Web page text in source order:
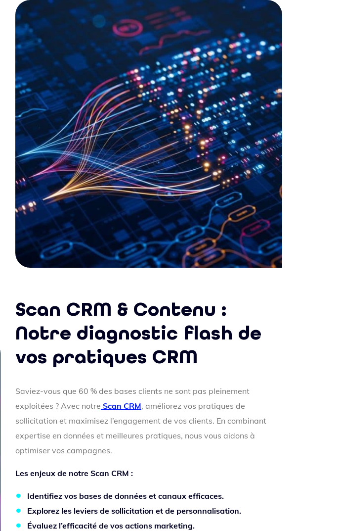
Scan CRM & Contenu :
Notre diagnostic flash de
vos pratiques CRM
Saviez-vous que 60 % des bases clients ne sont pas pleinement
exploitées ? Avec notre Scan CRM, améliorez vos pratiques de
sollicitation et maximisez l’engagement de vos clients. En combinant
expertise en données et meilleures pratiques, nous vous aidons à
optimiser vos campagnes.
Les enjeux de notre Scan CRM :
Identifiez vos bases de données et canaux efficaces.
Explorez les leviers de sollicitation et de personnalisation.
Évaluez l’efficacité de vos actions marketing.